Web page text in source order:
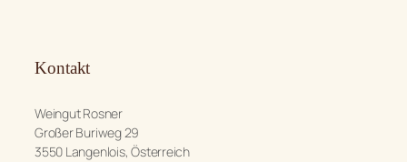
Kontakt
Weingut Rosner
Großer Buriweg 29
3550 Langenlois, Österreich